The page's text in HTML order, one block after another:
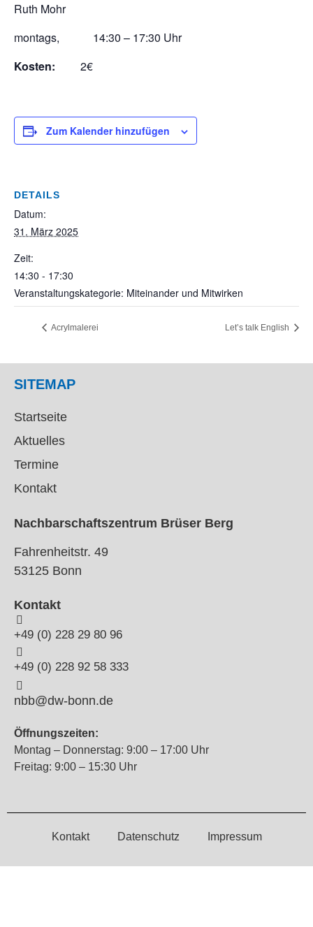
Ruth Mohr
montags, 14:30 – 17:30 Uhr
Kosten: 2€
Zum Kalender hinzufügen
DETAILS
Datum:
31. März 2025
Zeit:
14:30 - 17:30
Veranstaltungskategorie: Miteinander und Mitwirken
Acrylmalerei Let’s talk English
SITEMAP
Startseite
Aktuelles
Termine
Kontakt
Nachbarschaftszentrum Brüser Berg
Fahrenheitstr. 49
53125 Bonn
Kontakt
+49 (0) 228 29 80 96
+49 (0) 228 92 58 333
nbb@dw-bonn.de
Öffnungszeiten:
Montag – Donnerstag: 9:00 – 17:00 Uhr
Freitag: 9:00 – 15:30 Uhr
Kontakt Datenschutz Impressum